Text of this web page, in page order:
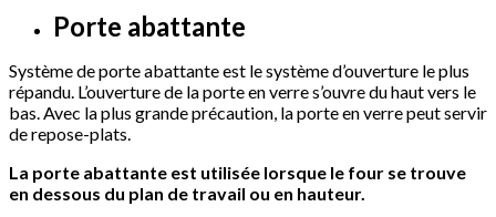
Porte abattante
Système de porte abattante est le système d’ouverture le plus
répandu. L’ouverture de la porte en verre s’ouvre du haut vers le
bas. Avec la plus grande précaution, la porte en verre peut servir
de repose-plats.
La porte abattante est utilisée lorsque le four se trouve
en dessous du plan de travail ou en hauteur.